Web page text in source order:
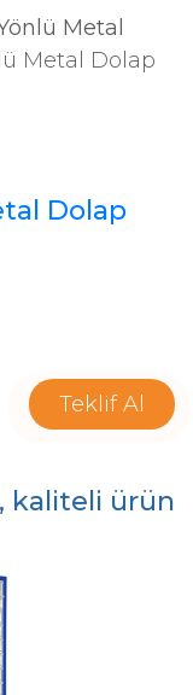
Metal
Metal Dolap
Dolap
Teklif Al
kaliteli ürün